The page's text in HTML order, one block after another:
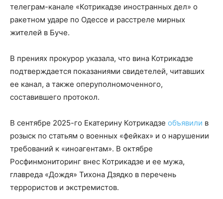
телеграм-канале «Котрикадзе иностранных дел» о
ракетном ударе по Одессе и расстреле мирных
жителей в Буче.
В прениях прокурор указала, что вина Котрикадзе
подтверждается показаниями свидетелей, читавших
ее канал, а также оперуполномоченного,
составившего протокол.
В сентябре 2025-го Екатерину Котрикадзе объявили в
розыск по статьям о военных «фейках» и о нарушении
требований к «иноагентам». В октябре
Росфинмониторинг внес Котрикадзе и ее мужа,
главреда «Дождя» Тихона Дзядко в перечень
террористов и экстремистов.